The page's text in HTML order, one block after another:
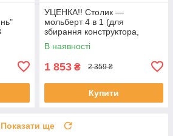
УЦЕНКА!! Столик —
мольберт 4 в 1 (для
збирання конструктора,
малювання, книжкова
полиця) арт. S 075
В наявності
1 853 ₴ 2 359 ₴
Купити
Показати ще